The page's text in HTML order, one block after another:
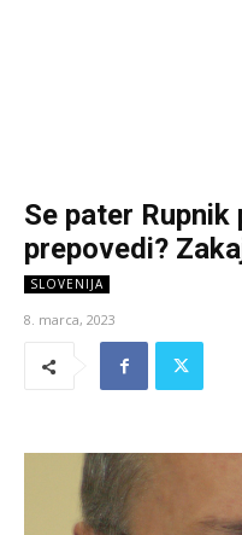
Se pater Rupnik
prepovedi?
SLOVENIJA
8. marca, 2023